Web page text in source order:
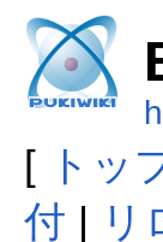
[ トッ
付 | リ